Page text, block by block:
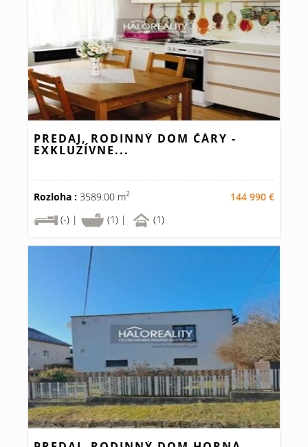
PREDAJ, RODINNÝ DOM ČÁRY -
EXKLUZÍVNE...
Rozloha : 3589.00 m2
144 990 €
(-) |
(1) | (1)